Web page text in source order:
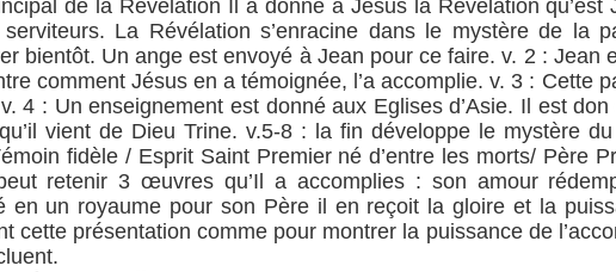
de la Révélation Il a donné à Jésus la Révélation
La Révélation s’enracine dans le mystère de la
bientôt. Un ange est envoyé à Jean pour ce faire. v. 2 : Jean
comment Jésus en a témoignée, l’a accomplie. v. 3 : Cette
4 : Un enseignement est donné aux Eglises d’Asie. Il est
vient de Dieu Trine. v.5-8 : la fin développe le mystère
fidèle / Esprit Saint Premier né d’entre les morts/ Père
retenir 3 œuvres qu’Il a accomplies : son amour
en un royaume pour son Père il en reçoit la gloire et la
cette présentation comme pour montrer la puissance de